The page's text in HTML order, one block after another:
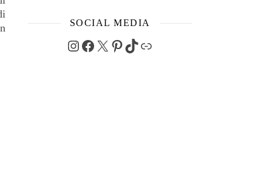
SOCIAL MEDIA
Instagram
Facebook
X Pinterest
TikTok
Link